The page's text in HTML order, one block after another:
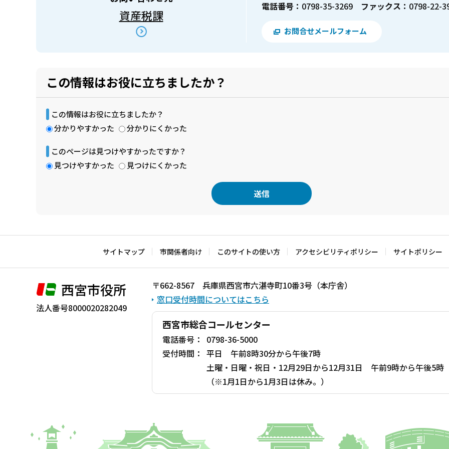
資産税課
電話番号： 0798-35-3269 ファックス： 0798-22-
お問合せメールフォーム
この情報はお役に立ちましたか？
この情報はお役に立ちましたか？
分かりやすかった
分かりにくかった
このページは見つけやすかったですか？
見つけやすかった
見つけにくかった
文
で
サイトマップ 市関係者向け このサイトの使い方 アクセシビリティポリシー サイトポリシー
西宮市役所
法人番号8000020282049
〒662-8567 兵庫県西宮市六湛寺町10番3号（本庁舎）
窓口受付時間についてはこちら
西宮市総合コールセンター
電話番号：
0798-36-5000
受付時間： 平日 午前8時30分から午後7時
土曜・日曜・祝日・12月29日から12月31日 午前9時から午後5時
（※1月1日から1月3日は休み。）